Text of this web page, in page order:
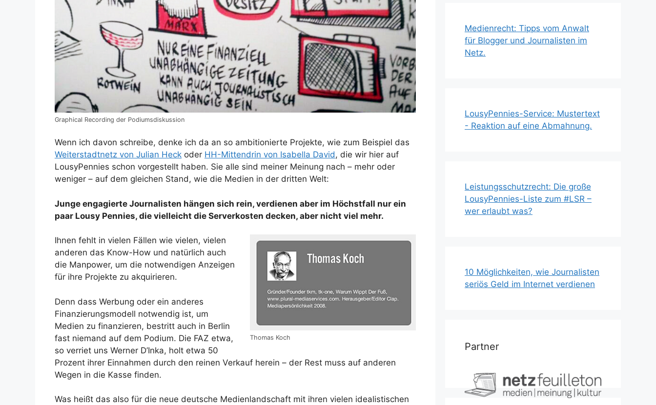
Graphical Recording der Podiumsdiskussion
Wenn ich davon schreibe, denke ich da an so ambitionierte Projekte, wie zum Beispiel das
Weiterstadtnetz von Julian Heck oder HH-Mittendrin von Isabella David, die wir hier auf
LousyPennies schon vorgestellt haben. Sie alle sind meiner Meinung nach – mehr oder
weniger – auf dem gleichen Stand, wie die Medien in der dritten Welt:
Junge engagierte Journalisten hängen sich rein, verdienen aber im Höchstfall nur ein
paar Lousy Pennies, die vielleicht die Serverkosten decken, aber nicht viel mehr.
Thomas Koch
Ihnen fehlt in vielen Fällen wie vielen, vielen
anderen das Know-How und natürlich auch
die Manpower, um die notwendigen Anzeigen
für ihre Projekte zu akquirieren.
Denn dass Werbung oder ein anderes
Finanzierungsmodell notwendig ist, um
Medien zu finanzieren, bestritt auch in Berlin
fast niemand auf dem Podium. Die FAZ etwa,
so verriet uns Werner D’Inka, holt etwa 50
Prozent ihrer Einnahmen durch den reinen Verkauf herein – der Rest muss auf anderen
Wegen in die Kasse finden.
Was heißt das also für die neue deutsche Medienlandschaft mit ihren vielen idealistischen
Medienrecht: Tipps vom Anwalt
für Blogger und Journalisten im
Netz.
LousyPennies-Service: Mustertext
- Reaktion auf eine Abmahnung.
Leistungsschutzrecht: Die große
LousyPennies-Liste zum #LSR –
wer erlaubt was?
10 Möglichkeiten, wie Journalisten
seriös Geld im Internet verdienen
Partner